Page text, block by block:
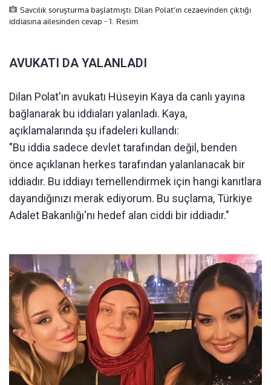
Savcılık soruşturma başlatmıştı: Dilan Polat’ın cezaevinden çıktığı
iddiasına ailesinden cevap - 1. Resim
AVUKATI DA YALANLADI
Dilan Polat'ın avukatı Hüseyin Kaya da canlı yayına
bağlanarak bu iddiaları yalanladı. Kaya,
açıklamalarında şu ifadeleri kullandı:
"Bu iddia sadece devlet tarafından değil, benden
önce açıklanan herkes tarafından yalanlanacak bir
iddiadır. Bu iddiayı temellendirmek için hangi kanıtlara
dayandığınızı merak ediyorum. Bu suçlama, Türkiye
Adalet Bakanlığı'nı hedef alan ciddi bir iddiadır."